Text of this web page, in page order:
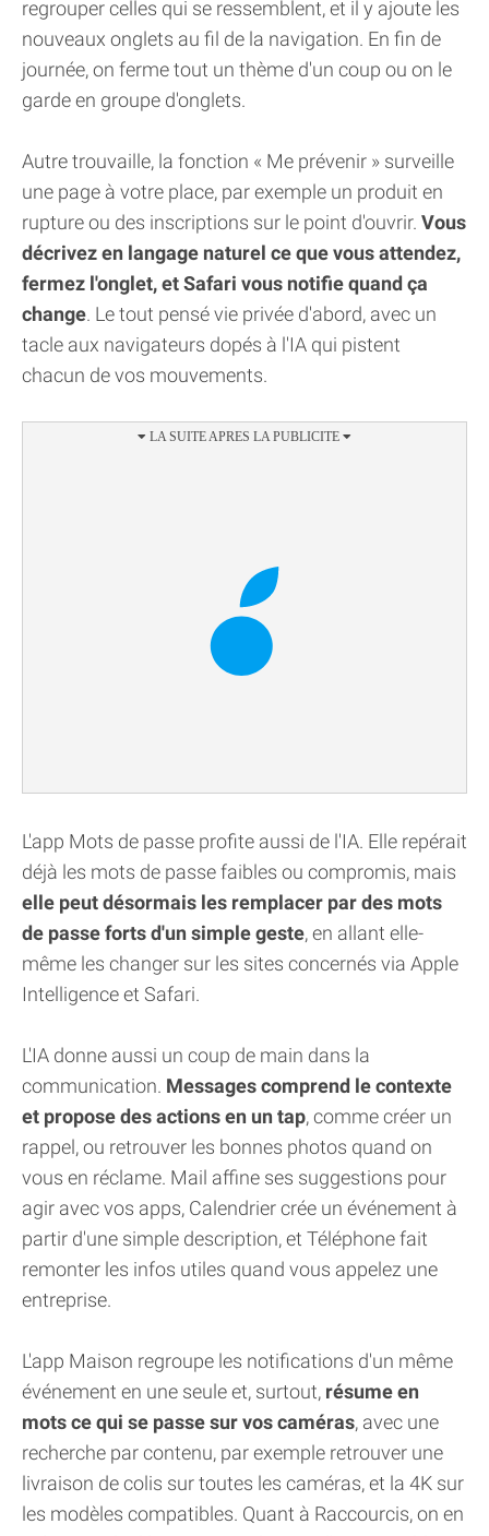
regrouper celles qui se ressemblent, et il y ajoute les
nouveaux onglets au fil de la navigation. En fin de
journée, on ferme tout un thème d'un coup ou on le
garde en groupe d'onglets.
Autre trouvaille, la fonction « Me prévenir » surveille
une page à votre place, par exemple un produit en
rupture ou des inscriptions sur le point d'ouvrir. Vous
décrivez en langage naturel ce que vous attendez,
fermez l'onglet, et Safari vous notifie quand ça
change. Le tout pensé vie privée d'abord, avec un
tacle aux navigateurs dopés à l'IA qui pistent
chacun de vos mouvements.
L'app Mots de passe profite aussi de l'IA. Elle repérait
déjà les mots de passe faibles ou compromis, mais
elle peut désormais les remplacer par des mots
de passe forts d'un simple geste, en allant elle-
même les changer sur les sites concernés via Apple
Intelligence et Safari.
L'IA donne aussi un coup de main dans la
communication. Messages comprend le contexte
et propose des actions en un tap, comme créer un
rappel, ou retrouver les bonnes photos quand on
vous en réclame. Mail affine ses suggestions pour
agir avec vos apps, Calendrier crée un événement à
partir d'une simple description, et Téléphone fait
remonter les infos utiles quand vous appelez une
entreprise.
L'app Maison regroupe les notifications d'un même
événement en une seule et, surtout, résume en
mots ce qui se passe sur vos caméras, avec une
recherche par contenu, par exemple retrouver une
livraison de colis sur toutes les caméras, et la 4K sur
les modèles compatibles. Quant à Raccourcis, on en